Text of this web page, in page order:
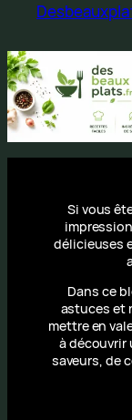
Si vous
délicieuses
Dans ce
astuces et
mettre en
à découvrir
saveurs, de